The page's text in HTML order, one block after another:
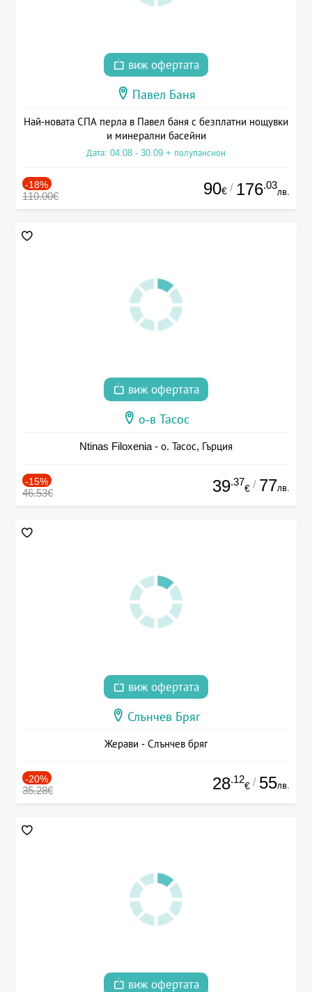
виж офертата
Павел Баня
Най-новата СПА перла в Павел баня с безплатни нощувки
и минерални басейни
Дата: 04.08 - 30.09 + полупансион
-18%
110.00€ 90€ / 176.03
лв.
виж офертата
о-в Тасос
Ntinas Filoxenia - о. Тасос, Гърция
-15%
46.53€ 39.37
€ / 77лв.
виж офертата
Слънчев Бряг
Жерави - Слънчев бряг
-20%
35.28€ 28.12
€ / 55лв.
виж офертата